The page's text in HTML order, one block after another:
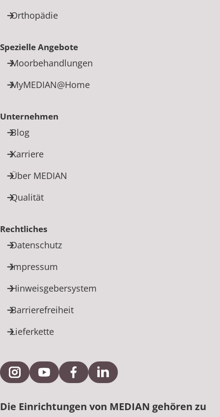
Orthopädie
Spezielle Angebote
Moorbehandlungen
MyMEDIAN@Home
Unternehmen
Blog
Karriere
Über MEDIAN
Qualität
Rechtliches
Datenschutz
Impressum
Hinweisgebersystem
Barrierefreiheit
Lieferkette
Externe Verlinkung zu Instagram
Externe Verlinkung zu YouTube
Externe Verlinkung zu Facebook
Externe Verlinkung zu
Die Einrichtungen von MEDIAN gehören zu